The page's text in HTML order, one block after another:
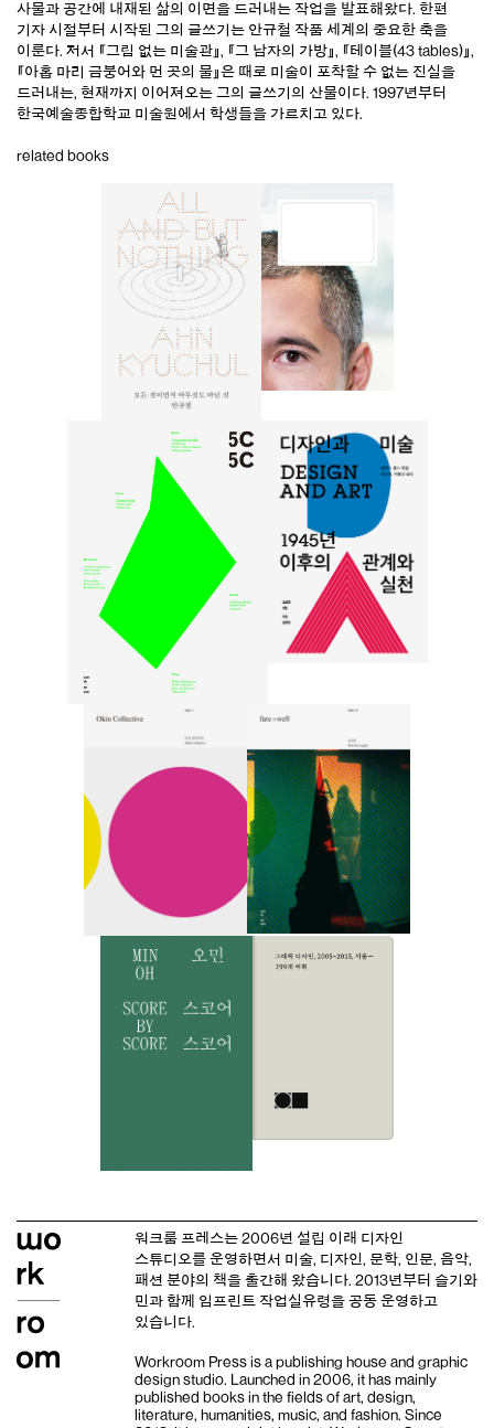
사물과 공간에 내재된 삶의 이면을 드러내는 작업을 발표해왔다. 한편
기자 시절부터 시작된 그의 글쓰기는 안규철 작품 세계의 중요한 축을
이룬다. 저서 『그림 없는 미술관』, 『그 남자의 가방』, 『테이블(43 tables)』,
『아홉 마리 금붕어와 먼 곳의 물』은 때로 미술이 포착할 수 없는 진실을
드러내는, 현재까지 이어져오는 그의 글쓰기의 산물이다. 1997년부터
한국예술종합학교 미술원에서 학생들을 가르치고 있다.
related books
워크룸 프레스는 2006년 설립 이래 디자인
스튜디오를 운영하면서 미술, 디자인, 문학, 인문, 음악,
패션 분야의 책을 출간해 왔습니다. 2013년부터 슬기와
민과 함께 임프린트 작업실유령을 공동 운영하고
있습니다.
Workroom Press is a publishing house and graphic
design studio . Launched in 2006, it has mainly
published books in the fields of art, design,
literature, humanities, music, and fashion. Since